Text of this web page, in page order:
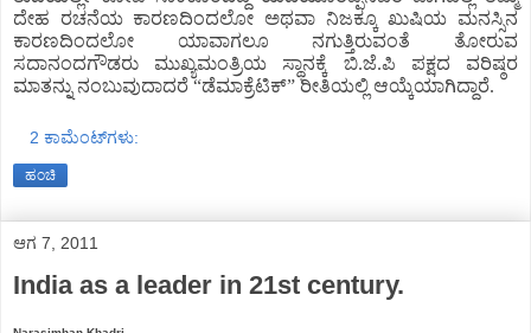
ದೇಹ ರಚನೆಯ ಕಾರಣದಿಂದಲೋ ಅಥವಾ ನಿಜಕ್ಕೂ ಖುಷಿಯ ಮನಸ್ಸಿನ
ಕಾರಣದಿಂದಲೋ ಯಾವಾಗಲೂ ನಗುತ್ತಿರುವಂತೆ ತೋರುವ
ಸದಾನಂದಗೌಡರು ಮುಖ್ಯಮಂತ್ರಿಯ ಸ್ಥಾನಕ್ಕೆ ಬಿ.ಜೆ.ಪಿ ಪಕ್ಷದ ವರಿಷ್ಠರ
ಮಾತನ್ನು ನಂಬುವುದಾದರೆ “ಡೆಮಾಕ್ರೆಟಿಕ್” ರೀತಿಯಲ್ಲಿ ಆಯ್ಕೆಯಾಗಿದ್ದಾರೆ.
2 ಕಾಮೆಂಟ್‌ಗಳು:
ಹಂಚಿ
ಆಗ 7, 2011
India as a leader in 21st century.